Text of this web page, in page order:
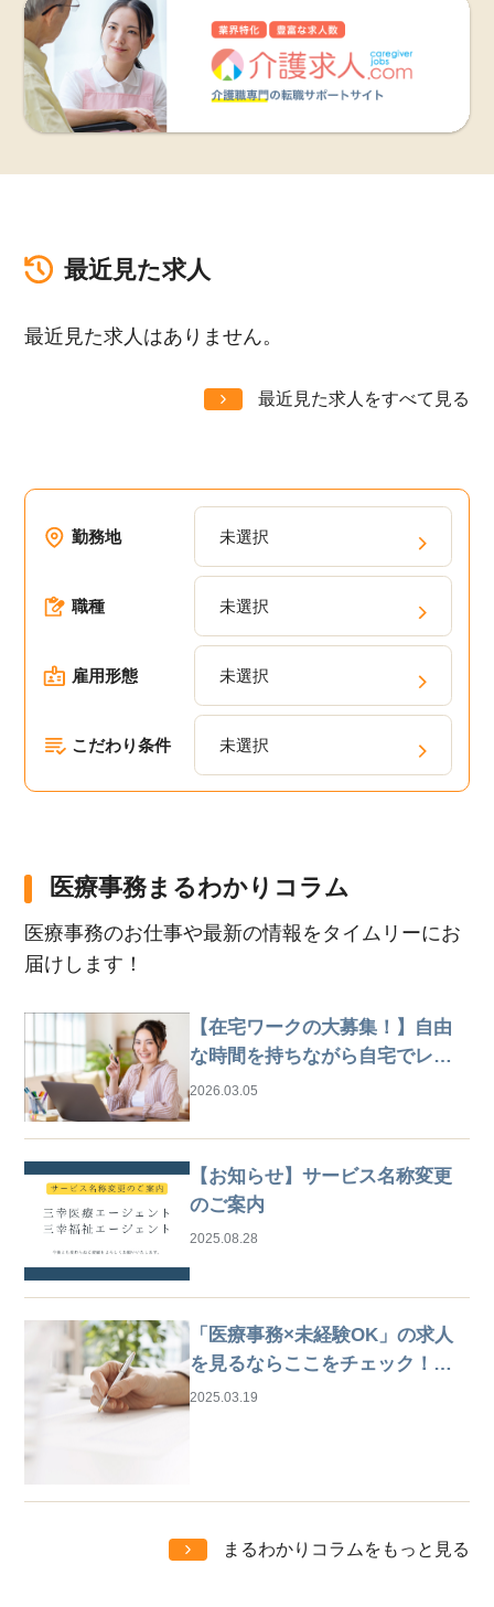
最近見た求人
最近見た求人はありません。
最近見た求人をすべて見る
勤務地 未選択
職種 未選択
雇用形態 未選択
こだわり条件 未選択
医療事務まるわかりコラム
医療事務のお仕事や最新の情報をタイムリーにお
届けします！
【在宅ワークの大募集！】自由
な時間を持ちながら自宅でレセ
プト業務
2026.03.05
【お知らせ】サービス名称変更
のご案内
2025.08.28
「医療事務×未経験OK」の求人
を見るならここをチェック！は
じめての仕事探しガイド
2025.03.19
まるわかりコラムをもっと見る